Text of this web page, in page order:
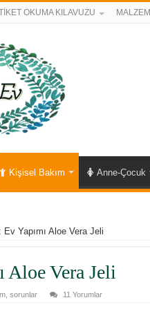
OKUMA KILAVUZU
Kişisel Bakım Anne-Çocuk
Ev Yapımı Aloe Vera Jeli
Aloe Vera Jeli
sorunlar 11 Yorumlar